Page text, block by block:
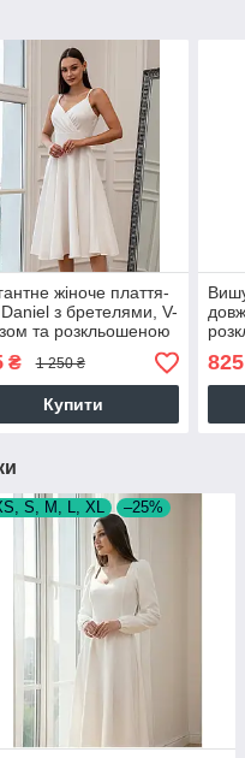
жіноче плаття-
Daniel з бретелями, V-
та розкльошеною
молочно-біле
₴ 1 250 ₴
Купити
825
S, M, L, XL –25%